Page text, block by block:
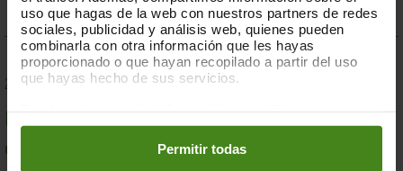
uso que hagas de la web con nuestros partners de redes
sociales, publicidad y análisis web, quienes pueden
combinarla con otra información que les hayas
proporcionado o que hayan recopilado a partir del uso
que hayas hecho de sus servicios.
preferencias accediendo a nuestraPolítica de Cookieso
en los botones facilitados a continuación:
Permitir todas
28.03.2019
desigualtat a Espanya